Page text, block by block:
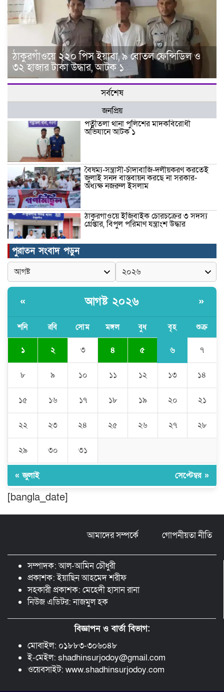
ঠাকুরগাঁওয়ে ২২০ পিস ইয়াবা, ৯ বোতল ফেন্সিডিল ও
৩২ হাজার টাকা উদ্ধার, আটক ১
সর্বশেষ
জনপ্রিয়
পত্নীতলা থানা পুলিশের মাদকবিরোধী
অভিযানে আটক ১
বৈষম্য-সন্ত্রাসী-চাঁদাবাজি-দলীয়করণ করতেই
জুলাই সনদ বাস্তবায়ন করছে না সরকার-
অধ্যক্ষ নজরুল ইসলাম
ঠাকুরগাঁওয়ে ইজিবাইক চোরচক্রের ৩ সদস্য
গ্রেপ্তার, বিপুল পরিমাণ যন্ত্রাংশ উদ্ধার ‎
মুন্সীগঞ্জের টংগীবাড়ীতে ৭ ফুট ৬ ইঞ্চি উচ্চতার
গাঁজা গাছের পরিচর্যাকারী গ্রেপ্তার।
ঘণ্টার পর ঘণ্টা বিদ্যুৎহীন মৌলভীবাজার:
বিশ্বনাথে ‘প্রবাসী ওয়েলফেয়ার
এসোসিয়েশন’র পক্ষ থেকে নগদ অর্থ বিতরণ
মন্ত্রীর নাম ভাঙিয়ে তদবির বাণিজ্য মোংলায়
ফেন্সিডিল ও ৩২ হাজার টাকা উদ্ধার, আটক ১
মাদকবিরোধী ক্যাম্পেইন
ফয়জুন্নেসা চৌধুরানী স্বর্ণপদক’ পেলেন কবি
এম. আব্দুল কাইয়ুম
পুরাতন সংবাদ পড়ুন
« আগষ্ট ২০২৬ »
শনি রবি সোম মঙ্গল বুধ বৃহ শুক্র
১ ২ ৩ ৪ ৫ ৬ ৭
৮ ৯ ১০ ১১ ১২ ১৩ ১৪
১৫ ১৬ ১৭ ১৮ ১৯ ২০ ২১
২২ ২৩ ২৪ ২৫ ২৬ ২৭ ২৮
২৯ ৩০ ৩১
« জুলাই সেপ্টেম্বর »
[bangla_date]
আমাদের সম্পর্কে গোপনীয়তা নীতি
সম্পাদক: আল-আমিন চৌধুরী
প্রকাশক: ইয়াছিন আহমেদ শরীফ
সহকারী প্রকাশক: মেহেদী হাসান রানা
নিউজ এডিটর: নাজমুল হক
বিজ্ঞাপন ও বার্তা বিভাগ:
মোবাইল: ০১৮৮৩-৩০৬০৪৮
ই-মেইল: shadhinsurjodoy@gmail.com
ওয়েবসাইট: www.shadhinsurjodoy.com